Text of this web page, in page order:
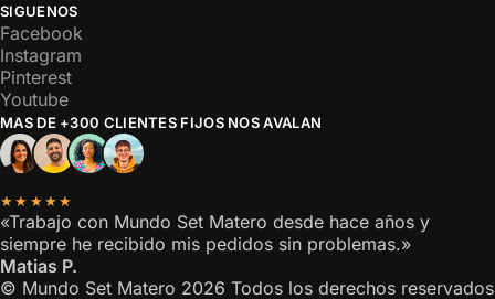
SIGUENOS
Facebook
Instagram
Pinterest
Youtube
MAS DE +300 CLIENTES FIJOS NOS AVALAN
★★★★★
«Trabajo con Mundo Set Matero desde hace años y
siempre he recibido mis pedidos sin problemas.»
Matias P.
© Mundo Set Matero 2026 Todos los derechos reservados